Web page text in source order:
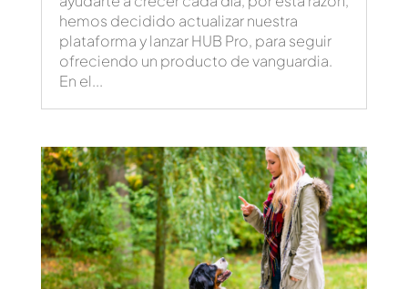
hemos decidido actualizar nuestra
plataforma y lanzar HUB Pro, para seguir
ofreciendo un producto de vanguardia.
En el...